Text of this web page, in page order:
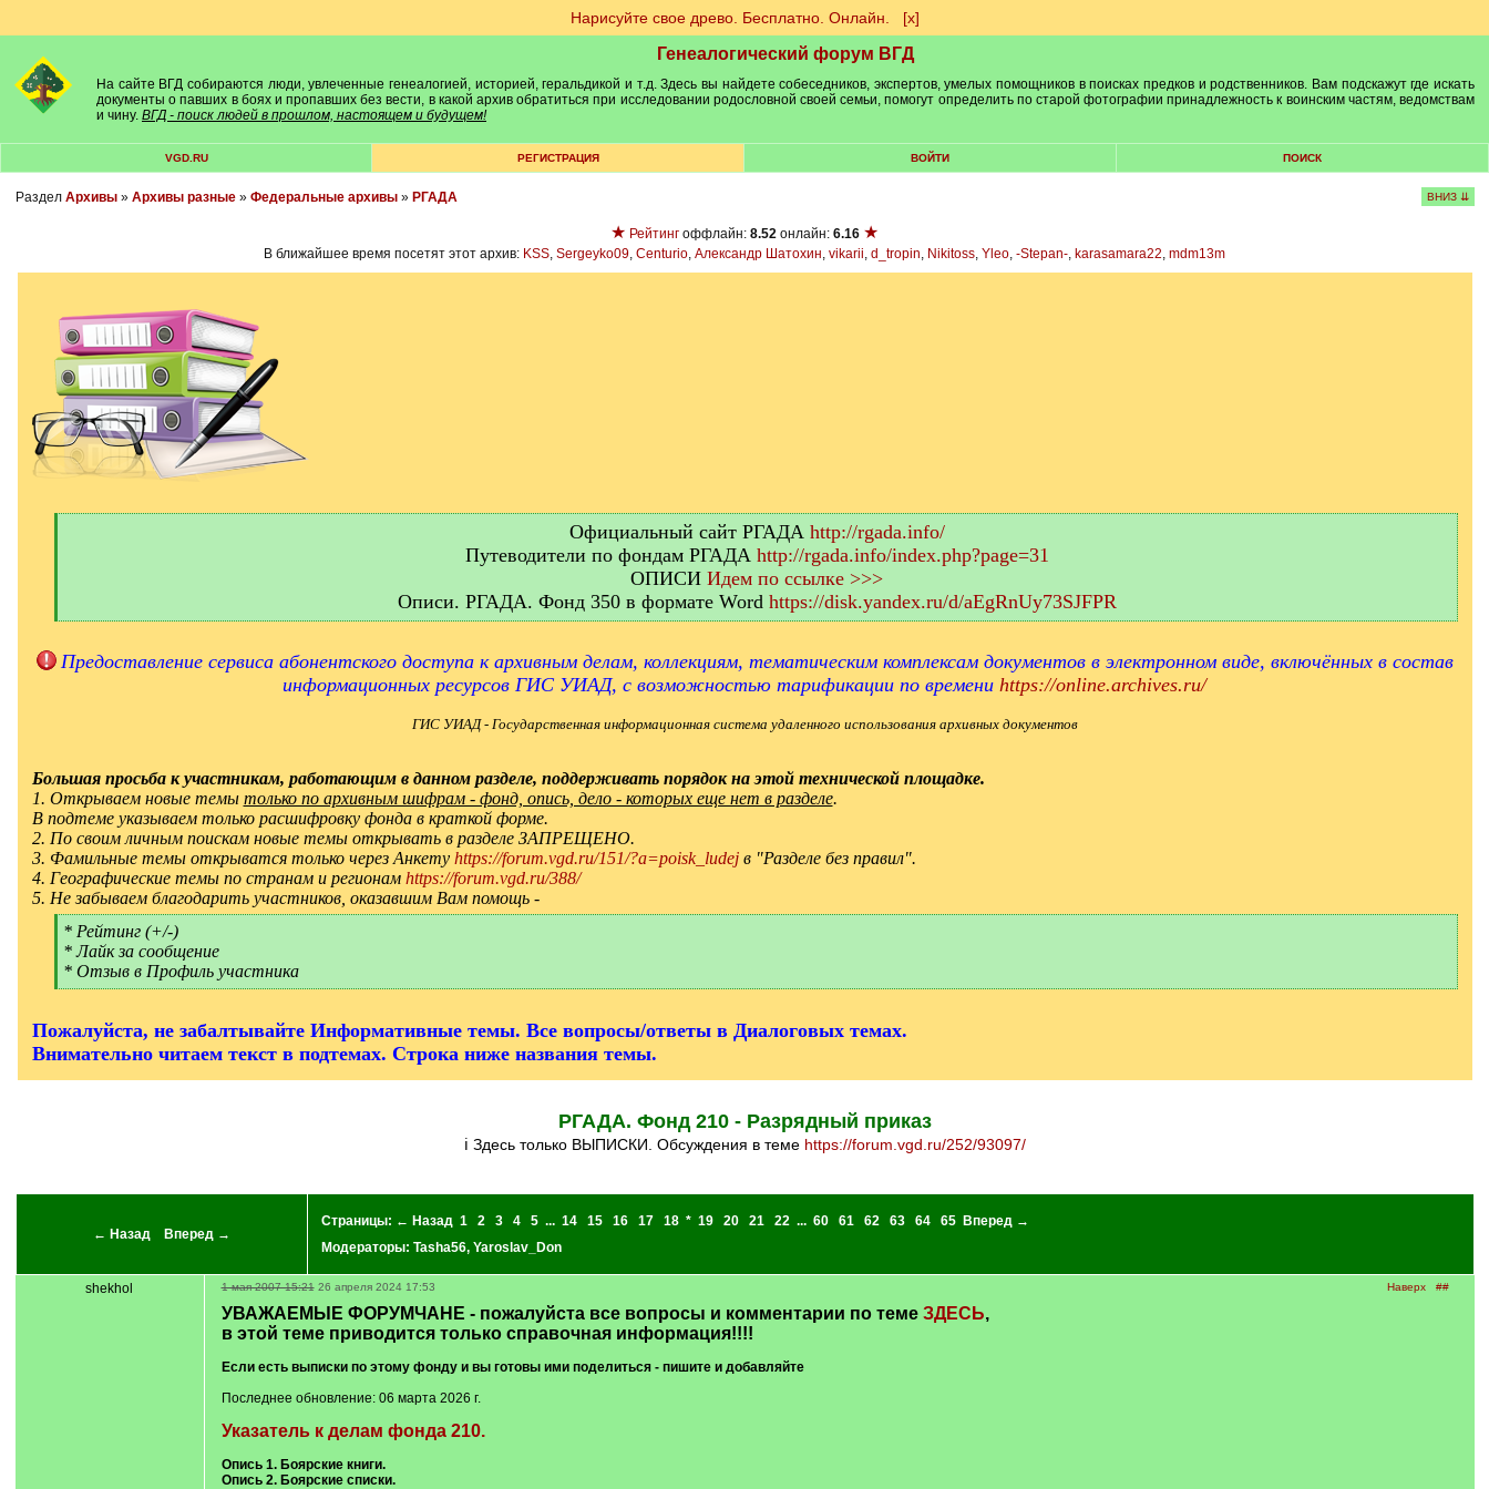
Нарисуйте свое древо. Бесплатно. Онлайн. [х]
Генеалогический форум ВГД
На сайте ВГД собираются люди, увлеченные генеалогией, историей, геральдикой и т.д. Здесь вы найдете собеседников, экспертов, умелых помощников в поисках предков и родственников. Вам подскажут где искать
документы о павших в боях и пропавших без вести, в какой архив обратиться при исследовании родословной своей семьи, помогут определить по старой фотографии принадлежность к воинским частям, ведомствам
и чину. ВГД - поиск людей в прошлом, настоящем и будущем!
VGD.RU РЕГИСТРАЦИЯ ВОЙТИ ПОИСК
Раздел Архивы» Архивы разные» Федеральные архивы» РГАДА ВНИЗ ⇊
★ Рейтинг оффлайн: 8.52 онлайн: 6.16 ★
В ближайшее время посетят этот архив: KSS, Sergeyko09, Centurio, Александр Шатохин, vikarii, d_tropin, Nikitoss, Yleo, -Stepan-, karasamara22, mdm13m
Официальный сайт РГАДА http://rgada.info/
Путеводители по фондам РГАДА http://rgada.info/index.php?page=31
ОПИСИ Идем по ссылке >>>
Описи. РГАДА. Фонд 350 в формате Word https://disk.yandex.ru/d/aEgRnUy73SJFPR
[
]
Предоставление сервиса абонентского доступа к архивным делам, коллекциям, тематическим комплексам документов в электронном виде, включённых в состав
информационных ресурсов ГИС УИАД, с возможностью тарификации по времени https://online.archives.ru/
ГИС УИАД - Государственная информационная система удаленного использования архивных документов
Большая просьба к участникам, работающим в данном разделе, поддерживать порядок на этой технической площадке.
1. Открываем новые темы только по архивным шифрам - фонд, опись, дело - которых еще нет в разделе.
В подтеме указываем только расшифровку фонда в краткой форме.
2. По своим личным поискам новые темы открывать в разделе ЗАПРЕЩЕНО.
3. Фамильные темы открыватся только через Анкету https://forum.vgd.ru/151/?a=poisk_ludejв "Разделе без правил".
4. Географические темы по странам и регионам https://forum.vgd.ru/388/
5. Не забываем благодарить участников, оказавшим Вам помощь -
[
q
]
* Рейтинг (+/-)
* Лайк за сообщение
* Отзыв в Профиль участника
[
Пожалуйста, не забалтывайте Информативные темы. Все вопросы/ответы в Диалоговых темах.
Внимательно читаем текст в подтемах. Строка ниже названия темы.
РГАДА. Фонд 210 - Разрядный приказ
ℹ Здесь только ВЫПИСКИ. Обсуждения в теме https://forum.vgd.ru/252/93097/
← Назад Вперед →
Страницы: ← Назад 1 2 3 4 5 ... 14 15 16 17 18 * 19 20 21 22 ... 60 61 62 63 64 65
Вперед →
Модераторы: Tasha56, Yaroslav_Don
shekhol Наверх ##
1 мая 2007 15:21 26 апреля 2024 17:53
УВАЖАЕМЫЕ ФОРУМЧАНЕ - пожалуйста все вопросы и комментарии по теме ЗДЕСЬ,
в этой теме приводится только справочная информация!!!!
Если есть выписки по этому фонду и вы готовы ими поделиться - пишите и добавляйте
Последнее обновление: 06 марта 2026 г.
Указатель к делам фонда 210.
Опись 1. Боярские книги.
Опись 2. Боярские списки.